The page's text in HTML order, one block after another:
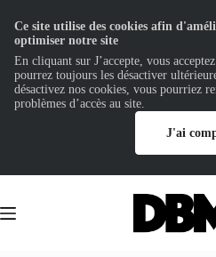
contenu
Ce site utilise des cookies afin
optimiser notre site
En cliquant sur J’accepte, vous
pourrez toujours les désactiver
désactivez nos cookies, vous pourriez
problèmes d’accès au site.
J'ai